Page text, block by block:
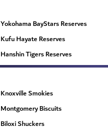
Yokohama BayStars Reserves
Kufu Hayate Reserves
Hanshin Tigers Reserves
Knoxville Smokies
Montgomery Biscuits
Biloxi Shuckers